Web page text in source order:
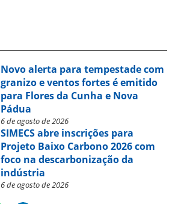
Novo alerta para tempestade com
granizo e ventos fortes é emitido
para Flores da Cunha e Nova
Pádua
6 de agosto de 2026
SIMECS abre inscrições para
Projeto Baixo Carbono 2026 com
foco na descarbonização da
indústria
6 de agosto de 2026